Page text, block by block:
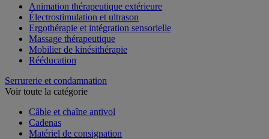
Animation thérapeutique extérieure
Électrostimulation et ultrason
Ergothérapie et intégration sensorielle
Massage thérapeutique
Mobilier de kinésithérapie
Rééducation
Serrurerie et condamnation
Voir toute la catégorie
Câble et chaîne antivol
Cadenas
Matériel de consignation